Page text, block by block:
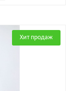
Хит продаж